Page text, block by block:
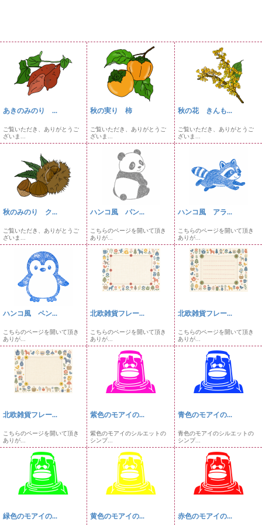
あきのみのり ...
ご覧いただき、ありがとうご
ざいま...
秋の実り 柿
ご覧いただき、ありがとうご
ざいま...
秋の花 きんも...
ご覧いただき、ありがとうご
ざいま...
秋のみのり ク...
ご覧いただき、ありがとうご
ざいま...
ハンコ風 パン...
こちらのページを開いて頂き
ありが...
ハンコ風 アラ...
こちらのページを開いて頂き
ありが...
ハンコ風 ペン...
こちらのページを開いて頂き
ありが...
北欧雑貨フレー...
こちらのページを開いて頂き
ありが...
北欧雑貨フレー...
こちらのページを開いて頂き
ありが...
北欧雑貨フレー...
こちらのページを開いて頂き
ありが...
紫色のモアイの...
紫色のモアイのシルエットの
シンプ...
青色のモアイの...
青色のモアイのシルエットの
シンプ...
緑色のモアイの... 黄色のモアイの... 赤色のモアイの...